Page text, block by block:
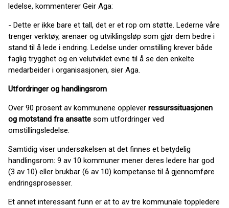
ledelse, kommenterer Geir Aga:
- Dette er ikke bare et tall, det er et rop om støtte. Lederne våre
trenger verktøy, arenaer og utviklingsløp som gjør dem bedre i
stand til å lede i endring. Ledelse under omstilling krever både
faglig trygghet og en velutviklet evne til å se den enkelte
medarbeider i organisasjonen, sier Aga.
Utfordringer og handlingsrom
Over 90 prosent av kommunene opplever ressurssituasjonen
og motstand fra ansatte som utfordringer ved
omstillingsledelse.
Samtidig viser undersøkelsen at det finnes et betydelig
handlingsrom: 9 av 10 kommuner mener deres ledere har god
(3 av 10) eller brukbar (6 av 10) kompetanse til å gjennomføre
endringsprosesser.
Et annet interessant funn er at to av tre kommunale toppledere